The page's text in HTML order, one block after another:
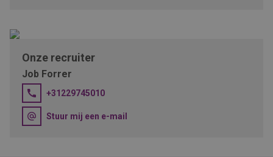
Onze recruiter
Job Forrer
+31229745010
Stuur mij een e-mail